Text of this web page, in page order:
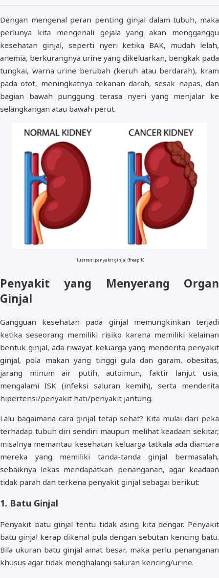
Dengan mengenal peran penting ginjal dalam tubuh, maka
perlunya kita mengenali gejala yang akan mengganggu
kesehatan ginjal, seperti nyeri ketika BAK, mudah lelah,
anemia, berkurangnya urine yang dikeluarkan, bengkak pada
tungkai, warna urine berubah (keruh atau berdarah), kram
pada otot, meningkatnya tekanan darah, sesak napas, dan
bagian bawah punggung terasa nyeri yang menjalar ke
selangkangan atau bawah perut.
ilustrasi penyakit ginjal (freepik)
Penyakit yang Menyerang Organ
Ginjal
Gangguan kesehatan pada ginjal memungkinkan terjadi
ketika seseorang memiliki risiko karena memiliki kelainan
bentuk ginjal, ada riwayat keluarga yang menderita penyakit
ginjal, pola makan yang tinggi gula dan garam, obesitas,
jarang minum air putih, autoimun, faktir lanjut usia,
mengalami ISK (infeksi saluran kemih), serta menderita
hipertensi/penyakit hati/penyakit jantung.
Lalu bagaimana cara ginjal tetap sehat? Kita mulai dari peka
terhadap tubuh diri sendiri maupun melihat keadaan sekitar,
misalnya memantau kesehatan keluarga tatkala ada diantara
mereka yang memiliki tanda-tanda ginjal bermasalah,
sebaiknya lekas mendapatkan penanganan, agar keadaan
tidak parah dan terkena penyakit ginjal sebagai berikut:
1. Batu Ginjal
Penyakit batu ginjal tentu tidak asing kita dengar. Penyakit
batu ginjal kerap dikenal pula dengan sebutan kencing batu.
Bila ukuran batu ginjal amat besar, maka perlu penanganan
khusus agar tidak menghalangi saluran kencing/urine.